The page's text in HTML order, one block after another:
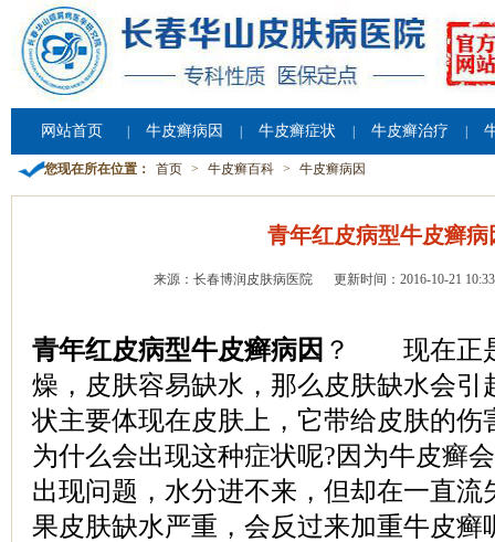
网站首页 牛皮癣病因 牛皮癣症状 牛皮癣治疗
您现在所在位置： 首页 > 牛皮癣百科 > 牛皮癣病因
青年红皮病型牛皮癣病
来源：长春博润皮肤病医院 更新时间：2016-10-21
青年红皮病型牛皮癣病因 ？ 现在正是
燥，皮肤容易缺水，那么皮肤缺水会引
状主要体现在皮肤上，它带给皮肤的伤
为什么会出现这种症状呢?因为牛皮癣
出现问题，水分进不来，但却在一直流
果皮肤缺水严重，会反过来加重牛皮癣